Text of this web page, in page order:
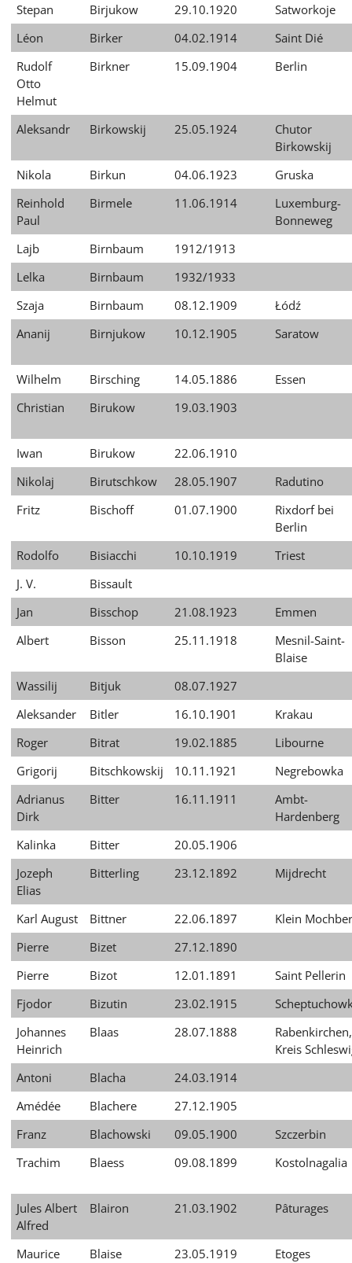
Stepan Birjukow 29.10.1920
Satworkoje
Léon
Birker 04.02.1914
Saint Dié
Rudolf
Otto
Helmut
Birkner 15.09.1904 Berlin
Aleksandr Birkowskij 25.05.1924
Chutor
Birkowskij
Nikola
Birkun 04.06.1923
Gruska
Reinhold
Paul
Birmele 11.06.1914
Luxemburg-
Bonneweg
Lajb
Birnbaum
1912/1913
Lelka
Birnbaum
1932/1933
Szaja
Birnbaum 08.12.1909
Łódź
Ananij
Birnjukow 10.12.1905 Saratow
Wilhelm Birsching 14.05.1886
Essen
Christian
Birukow 19.03.1903
Iwan Birukow
22.06.1910
Nikolaj
Birutschkow 28.05.1907
Radutino
Fritz
Bischoff 01.07.1900
Rixdorf bei
Berlin
Rodolfo
Bisiacchi 10.10.1919
Triest
J. V.
Bissault
Jan
Bisschop 21.08.1923
Emmen
Albert
Bisson 25.11.1918
Mesnil-Saint-
Blaise
Wassilij
Bitjuk
08.07.1927
Aleksander
Bitler 16.10.1901
Krakau
Roger
Bitrat 19.02.1885
Libourne
Grigorij
Bitschkowskij 10.11.1921
Negrebowka
Adrianus
Dirk
Bitter 16.11.1911
Ambt-
Hardenberg
Kalinka
Bitter
20.05.1906
Jozeph
Elias
Bitterling 23.12.1892 Mijdrecht
Karl August Bittner 22.06.1897
Klein
Pierre
Bizet
27.12.1890
Pierre
Bizot 12.01.1891
Saint Pellerin
Fjodor
Bizutin 23.02.1915
Johannes
Heinrich
Blaas 28.07.1888
Rabenkirchen,
Kreis
Antoni
Blacha
24.03.1914
Amédée
Blachere
27.12.1905
Franz
Blachowski 09.05.1900
Szczerbin
Trachim
Blaess 09.08.1899 Kostolnagalia
Jules Albert
Alfred
Blairon 21.03.1902 Pâturages
Maurice Blaise 23.05.1919
Etoges